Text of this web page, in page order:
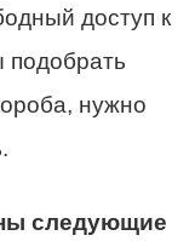
доступ к
нужно
следующие